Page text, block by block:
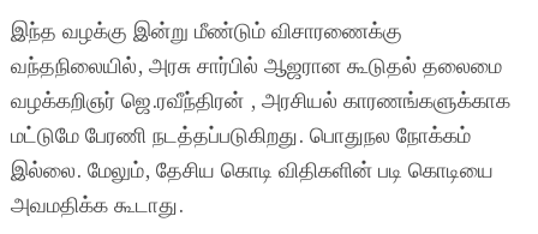
இந்த வழக்கு இன்று மீண்டும் விசாரணைக்கு
வந்தநிலையில், அரசு சார்பில் ஆஜரான கூடுதல் தலைமை
வழக்கறிஞர் ஜெ.ரவீந்திரன் , அரசியல் காரணங்களுக்காக
மட்டுமே பேரணி நடத்தப்படுகிறது. பொதுநல நோக்கம்
இல்லை. மேலும், தேசிய கொடி விதிகளின் படி கொடியை
அவமதிக்க கூடாது.